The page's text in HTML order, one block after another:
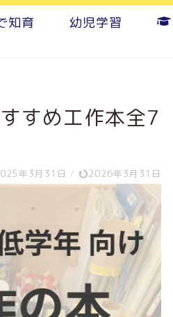
知育 幼児学習
すめ工作本全7
年3月31日 / 2026年3月31日